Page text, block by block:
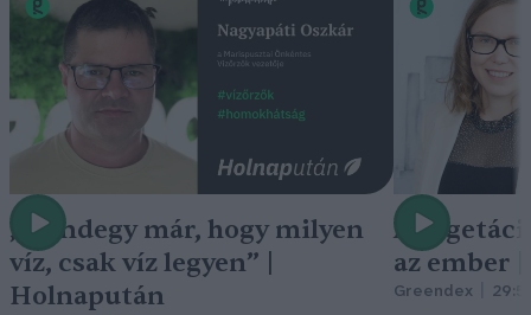
„Mindegy már, hogy milyen
víz, csak víz legyen” |
Holnapután
A
az ember
Greendex